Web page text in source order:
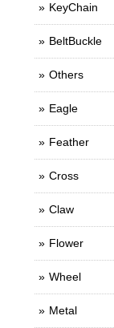
KeyChain
BeltBuckle
Others
Eagle
Feather
Cross
Claw
Flower
Wheel
Metal